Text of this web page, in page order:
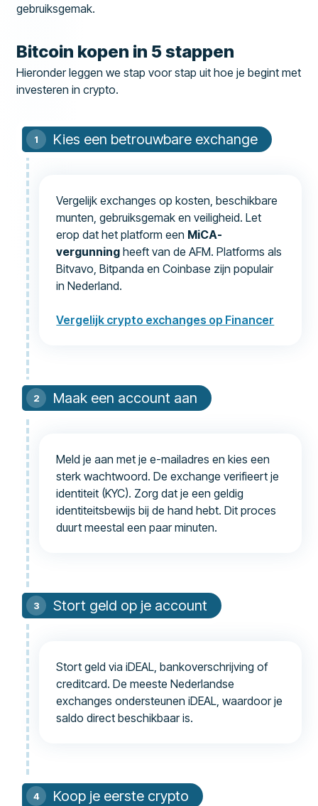
gebruiksgemak.
Bitcoin kopen in 5 stappen
Hieronder leggen we stap voor stap uit hoe je begint met
investeren in crypto.
Kies een betrouwbare exchange
Vergelijk exchanges op kosten, beschikbare
munten, gebruiksgemak en veiligheid. Let
erop dat het platform een MiCA-
vergunning heeft van de AFM. Platforms als
Bitvavo, Bitpanda en Coinbase zijn populair
in Nederland.
Vergelijk crypto exchanges op Financer
Maak een account aan
Meld je aan met je e-mailadres en kies een
sterk wachtwoord. De exchange verifieert je
identiteit (KYC). Zorg dat je een geldig
identiteitsbewijs bij de hand hebt. Dit proces
duurt meestal een paar minuten.
Stort geld op je account
Stort geld via iDEAL, bankoverschrijving of
creditcard. De meeste Nederlandse
exchanges ondersteunen iDEAL, waardoor je
saldo direct beschikbaar is.
Koop je eerste crypto